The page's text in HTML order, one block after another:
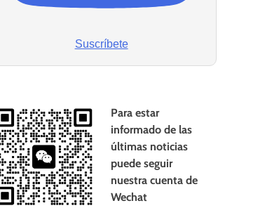
Suscríbete
Para estar
informado de las
últimas noticias
puede seguir
nuestra cuenta de
Wechat